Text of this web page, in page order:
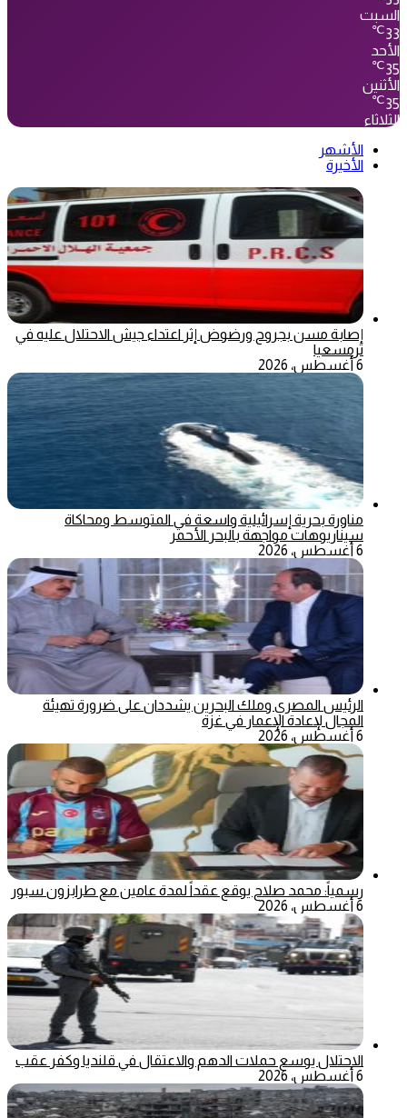
السبت
33
℃
الأحد
35
℃
الأثنين
35
℃
الثلاثاء
الأشهر
الأخيرة
إصابة مسن بجروح ورضوض إثر اعتداء جيش الاحتلال عليه في
ترمسعيا
6 أغسطس، 2026
مناورة بحرية إسرائيلية واسعة في المتوسط ومحاكاة
سيناريوهات مواجهة بالبحر الأحمر
6 أغسطس، 2026
الرئيس المصري وملك البحرين يشددان على ضرورة تهيئة
المجال لإعادة الإعمار في غزة
6 أغسطس، 2026
رسمياً: محمد صلاح يوقع عقداً لمدة عامين مع طرابزون سبور
6 أغسطس، 2026
الاحتلال يوسع حملات الدهم والاعتقال في قلنديا وكفر عقب
6 أغسطس، 2026